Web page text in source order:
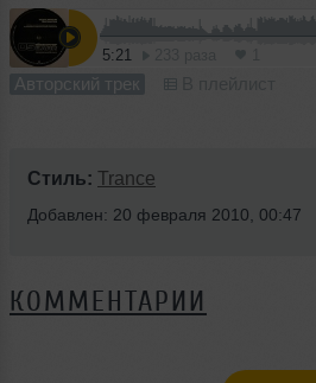
5:21
Авторский трек
Стиль: Trance
Добавлен: 20 февраля 2010, 00:47
КОММЕНТАРИИ